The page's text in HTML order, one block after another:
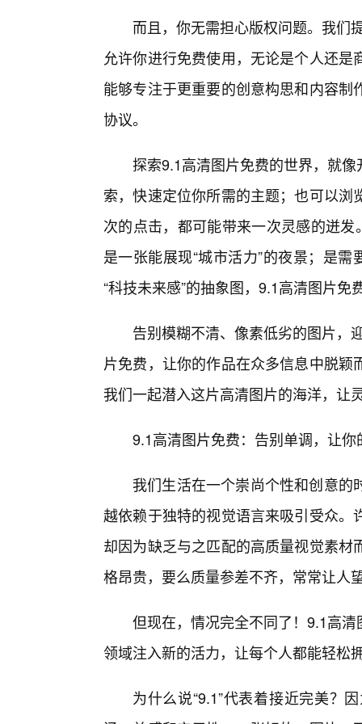
而且，你无需担心版权问题。我们
允许你进行免费使用，无论是个人还
能够专注于更重要的创意构思和内容
协议。
探索9.1高清图片免费的世界，就
索，快速定位你所需的主题；也可以
次的点击，都可能带来一次灵感的迸
是一张能展现“城市活力”的夜景；是
“科技未来感”的抽象图，9.1高清图片免
告别模糊不清、像素低劣的图片，
片免费，让你的作品在众多信息中脱
我们一起潜入这片高清图片的海洋，让
9.1高清图片免费：告别单调，让你
我们生活在一个崇尚个性和创意
越依赖于独特的视觉语言来吸引受众
却因为缺乏与之匹配的高质量视觉素
格昂贵，要么质量参差不齐，常常让人
但现在，情况完全不同了！9.1高
领域注入新的活力，让每个人都能轻松
为什么说“9.1”代表着接近完美？